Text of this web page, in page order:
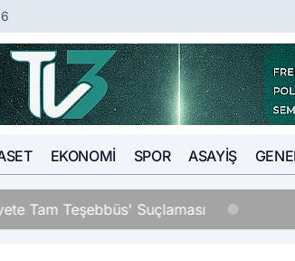
EKONOMI SPOR ASAYIŞ
Tam Teşebbüs' Suçlaması